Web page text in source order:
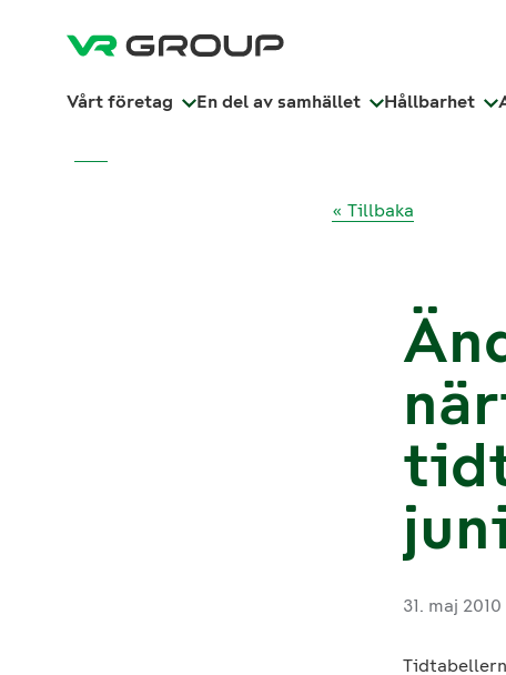
Vårt företag En del av samhället Hållbarhet
« Tillbaka
31. maj 2010